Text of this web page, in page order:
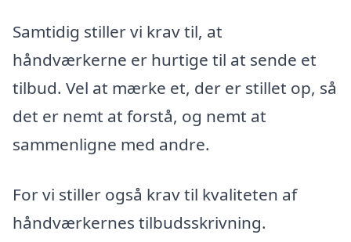
Samtidig stiller vi krav til, at
håndværkerne er hurtige til at sende et
tilbud. Vel at mærke et, der er stillet op, så
det er nemt at forstå, og nemt at
sammenligne med andre.
For vi stiller også krav til kvaliteten af
håndværkernes tilbudsskrivning.